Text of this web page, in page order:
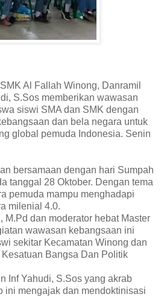
Al Fallah Winong, Danramil
S.Sos memberikan wawasan
siswi SMA dan SMK dengan
dan bela negara untuk
global pemuda Indonesia. Senin
bersamaan dengan hari Sumpah
tanggal 28 Oktober. Dengan tema
pemuda mampu menghadapi
milenial 4.0.
M.Pd dan moderator hebat Master
wawasan kebangsaan ini
sekitar Kecamatan Winong dan
Bangsa Dan Politik
Inf Yahudi, S.Sos yang akrab
ini mengajak dan mendoktinisasi